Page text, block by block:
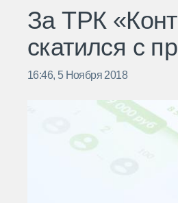
За ТРК
скатился с
16:46, 5 Ноября 2018